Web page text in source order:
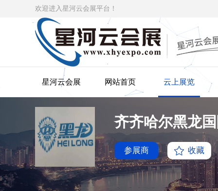
欢迎进入星河云会展平台！
星河云会展 网站首页 云上展览
齐齐哈尔黑龙
参展商 收藏